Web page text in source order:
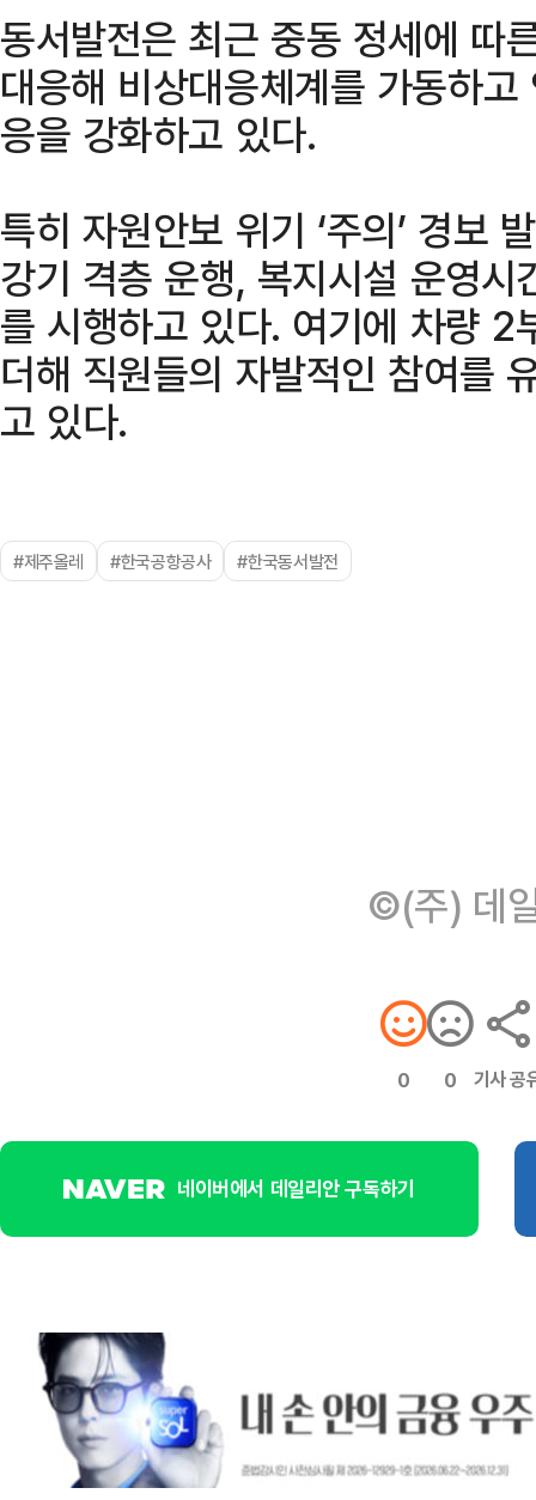
동서발전은 최근 중동 정세에 따
대응해 비상대응체계를 가동하
응을 강화하고 있다.
특히 자원안보 위기 ‘주의’ 경보
강기 격층 운행, 복지시설 운영
를 시행하고 있다. 여기에 차량 2
더해 직원들의 자발적인 참여를
고 있다.
#제주올레 #한국공항공사 #한국동서발전
©(주) 데
0 0 기사 공
네이버에서 데일리안 구독하기